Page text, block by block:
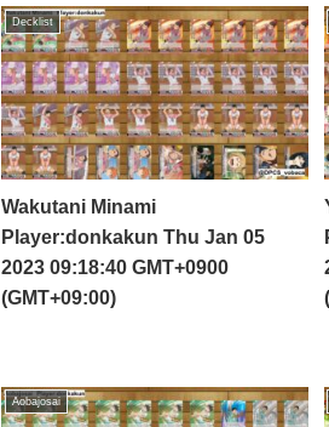
Decklist
Wakutani Minami
Player:donkakun Thu Jan 05
2023 09:18:40 GMT+0900
(GMT+09:00)
Aobajosai